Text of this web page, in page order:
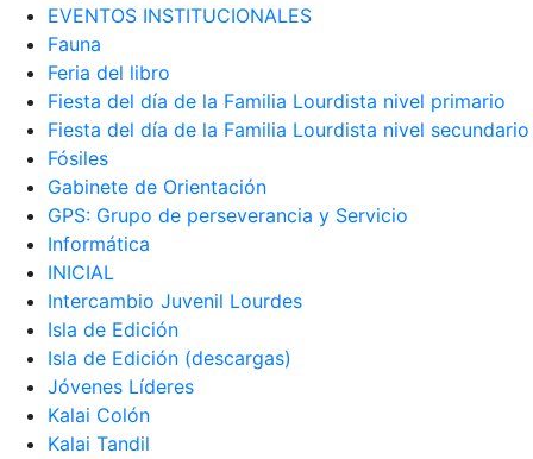
EVENTOS INSTITUCIONALES
Fauna
Feria del libro
Fiesta del día de la Familia Lourdista nivel primario
Fiesta del día de la Familia Lourdista nivel secundario
Fósiles
Gabinete de Orientación
GPS: Grupo de perseverancia y Servicio
Informática
INICIAL
Intercambio Juvenil Lourdes
Isla de Edición
Isla de Edición (descargas)
Jóvenes Líderes
Kalai Colón
Kalai Tandil